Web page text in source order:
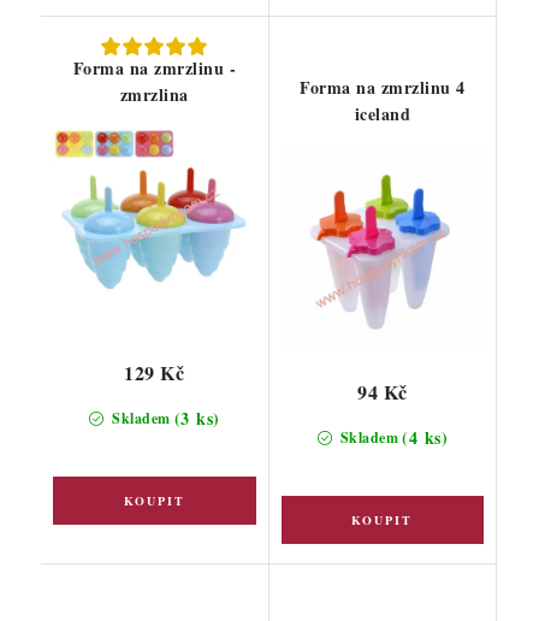
Forma na zmrzlinu -
zmrzlina
Skladem (3 ks)
129 Kč
Forma na zmrzlinu 4
iceland
Skladem(4 ks)
94 Kč